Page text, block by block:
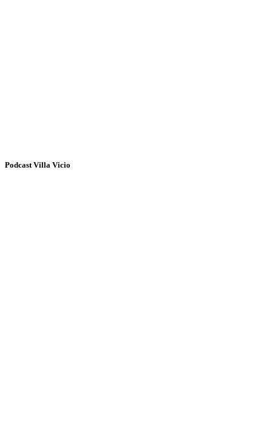
Podcast Villa Vicio